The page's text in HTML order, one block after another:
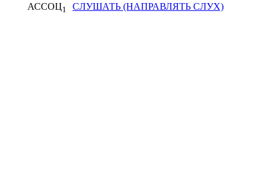
АССОЦ1 СЛУШАТЬ (НАПРАВЛЯТЬ СЛУХ)